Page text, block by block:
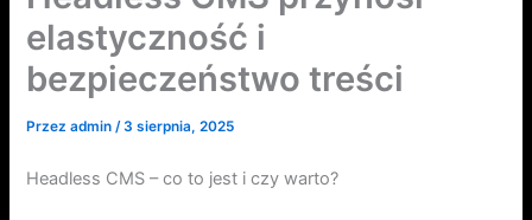
elastyczność i
bezpieczeństwo treści
Przezadmin /3 sierpnia, 2025
Headless CMS – co to jest i czy warto?